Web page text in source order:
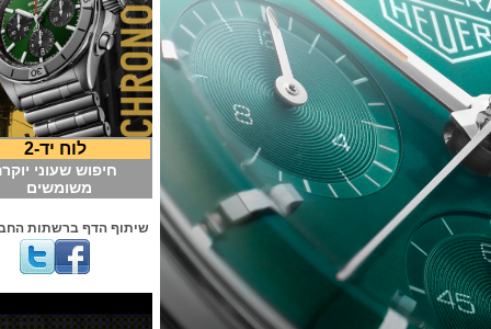
לוח יד-2
חיפוש שעוני יוקרה
משומשים
שיתוף הדף ברשתות החברתיות